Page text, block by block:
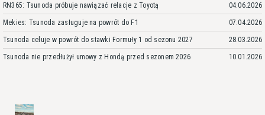
RN365: Tsunoda próbuje nawiązać relacje z Toyotą 04.06.2026
Mekies: Tsunoda zasługuje na powrót do F1 07.04.2026
Tsunoda celuje w powrót do stawki Formuły 1 od sezonu 2027 28.03.2026
Tsunoda nie przedłużył umowy z Hondą przed sezonem 2026 10.01.2026